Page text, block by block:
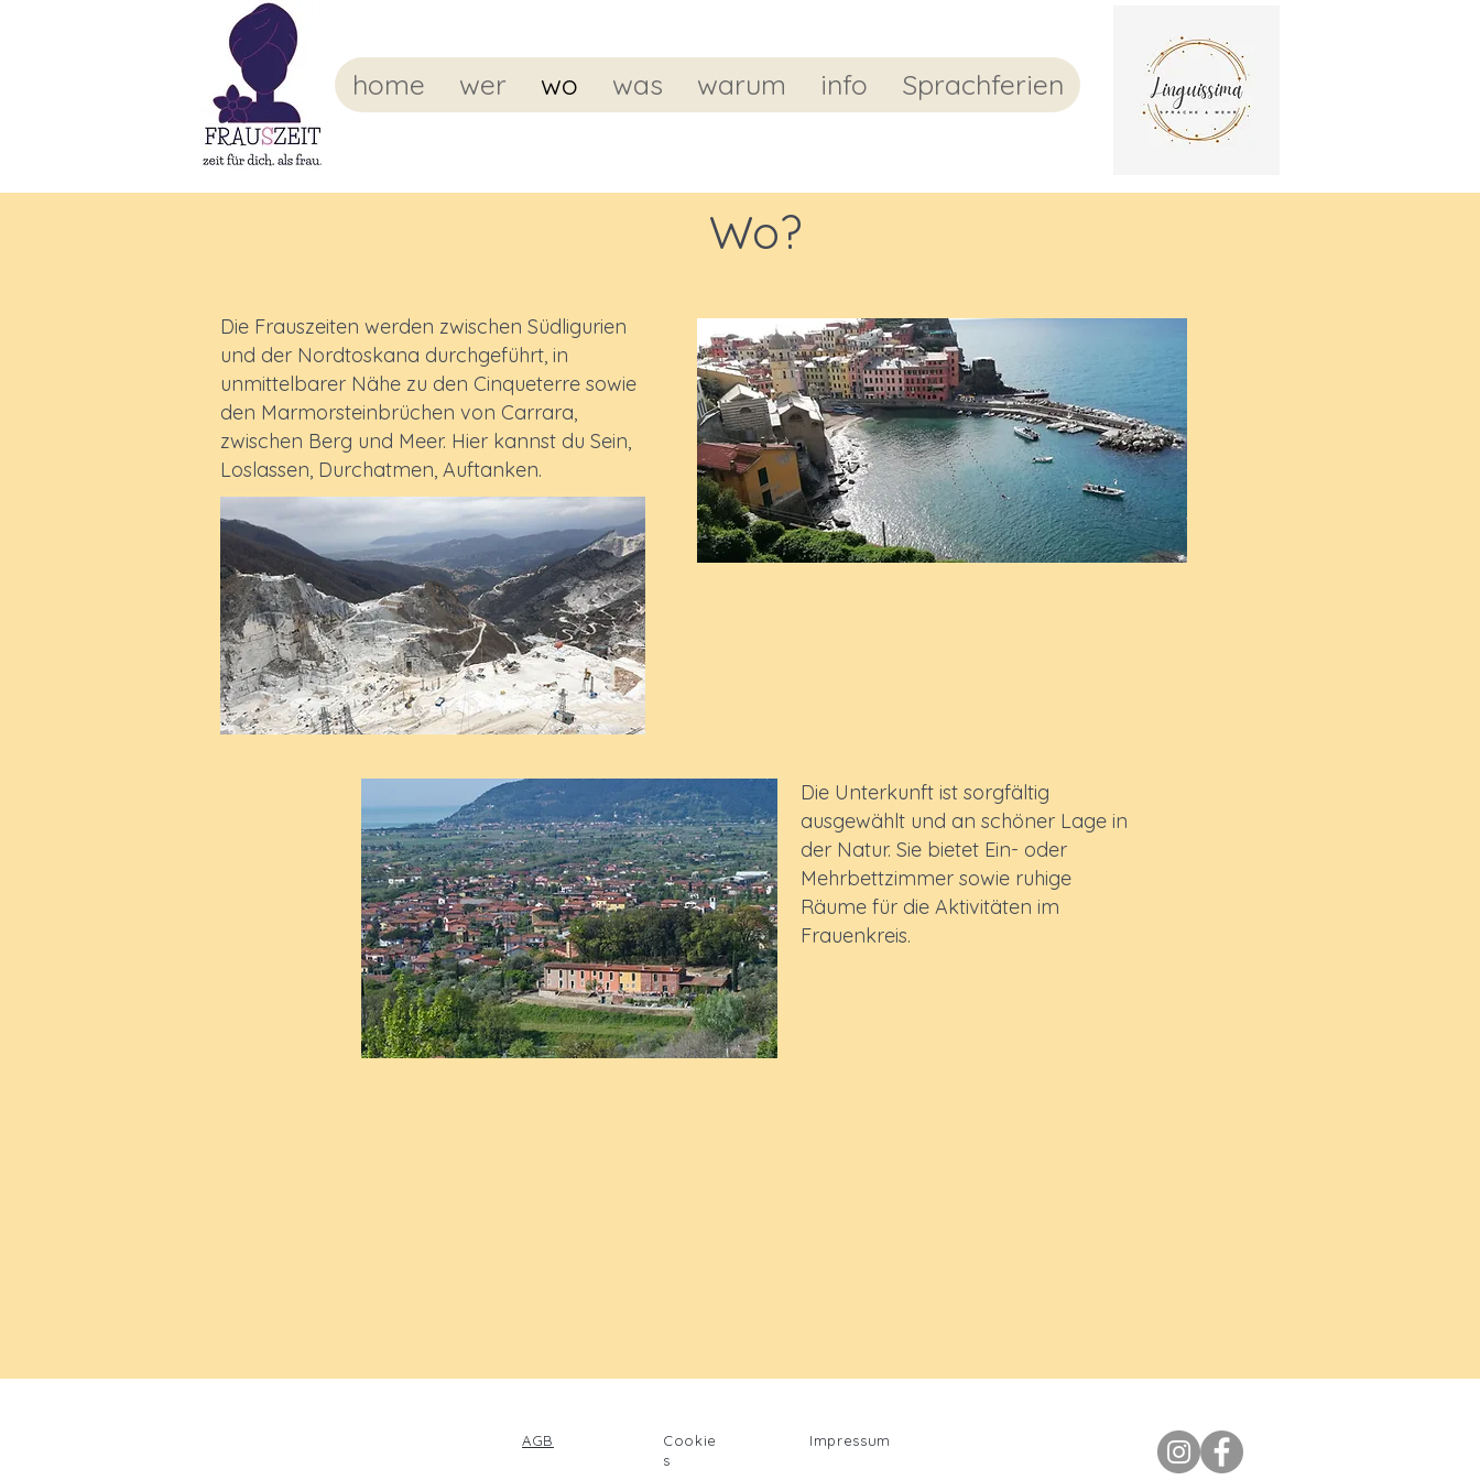
home wer wo was warum info Sprachferien
Wo?
Die Frauszeiten werden zwischen Südligurien
und der Nordtoskana durchgeführt, in
unmittelbarer Nähe zu den Cinqueterre sowie
den Marmorsteinbrüchen von Carrara,
zwischen Berg und Meer. Hier kannst du Sein,
Loslassen, Durchatmen, Auftanken.
Die Unterkunft ist sorgfältig
ausgewählt und an schöner Lage in
der Natur. Sie bietet Ein- oder
Mehrbettzimmer sowie ruhige
Räume für die Aktivitäten im
Frauenkreis.
AGB
Cookie
s
Impressum